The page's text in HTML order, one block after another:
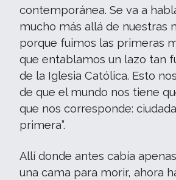
contemporánea. Se va a
mucho más allá de nuestras
porque fuimos las primeras
que entablamos un lazo tan
de la Iglesia Católica. Esto
de que el mundo nos tiene
que nos corresponde:
primera”.
Allí donde antes cabía
una cama para morir, ahora